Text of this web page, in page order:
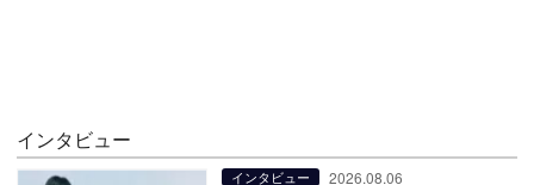
インタビュー
インタビュー 2026.08.06